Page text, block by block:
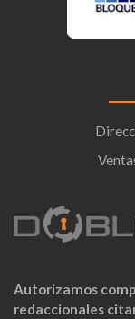
Autorizamos
redaccionales